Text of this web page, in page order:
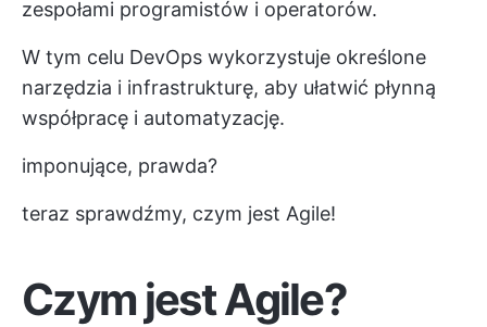
zespołami programistów i operatorów.
W tym celu DevOps wykorzystuje określone
narzędzia i infrastrukturę, aby ułatwić płynną
współpracę i automatyzację.
imponujące, prawda?
teraz sprawdźmy, czym jest Agile!
Czym jest Agile?